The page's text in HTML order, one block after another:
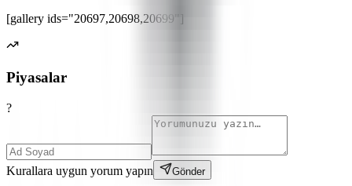
[gallery ids="20697,20698,20699"]
Piyasalar
?
Kurallara uygun yorum yapın Gönder